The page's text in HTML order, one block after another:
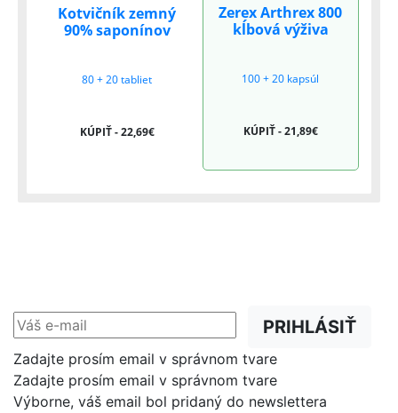
Kotvičník zemný
90% saponínov
80 + 20 tabliet
KÚPIŤ - 22,69€
Zerex Arthrex 800
kĺbová výživa
100 + 20 kapsúl
KÚPIŤ - 21,89€
PRIHLÁSIŤ
Zadajte prosím email v správnom tvare
Zadajte prosím email v správnom tvare
Výborne, váš email bol pridaný do newslettera